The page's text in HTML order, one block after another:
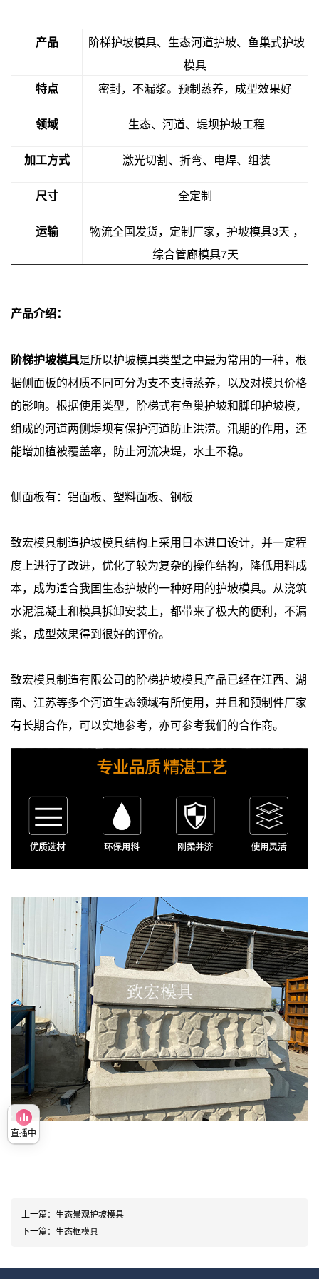
产品
阶梯护坡模具、生态河道护坡、鱼巢式护坡
模具
特点
密封，不漏浆。预制蒸养，成型效果好
领域 生态、河道、堤坝护坡工程
加工方式 激光切割、折弯、电焊、组装
尺寸 全定制
运输
物流全国发货，定制厂家，护坡模具3天 ，
综合管廊模具7天
产品介绍：
阶梯护坡模具是所以护坡模具类型之中最为常用的一种，根
据侧面板的材质不同可分为支不支持蒸养，以及对模具价格
的影响。根据使用类型，阶梯式有鱼巢护坡和脚印护坡模，
组成的河道两侧堤坝有保护河道防止洪涝。汛期的作用，还
能增加植被覆盖率，防止河流决堤，水土不稳。
侧面板有：铝面板、塑料面板、钢板
致宏模具制造护坡模具结构上采用日本进口设计，并一定程
度上进行了改进，优化了较为复杂的操作结构，降低用料成
本，成为适合我国生态护坡的一种好用的护坡模具。从浇筑
水泥混凝土和模具拆卸安装上，都带来了极大的便利，不漏
浆，成型效果得到很好的评价。
致宏模具制造有限公司的阶梯护坡模具产品已经在江西、湖
南、江苏等多个河道生态领域有所使用，并且和预制件厂家
有长期合作，可以实地参考，亦可参考我们的合作商。
上一篇： 生态景观护坡模具
下一篇： 生态框模具
直播中